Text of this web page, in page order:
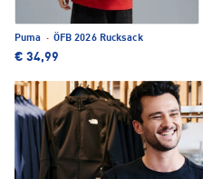
Puma · ÖFB 2026 Rucksack
€ 34,99